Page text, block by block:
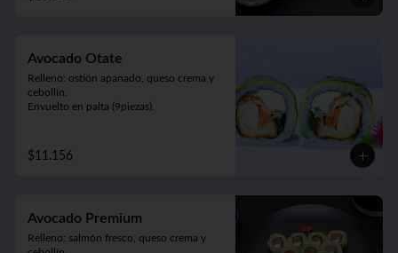
Avocado Otate
Relleno: ostión apanado, queso crema y
cebollín.
Envuelto en palta (9piezas).
$11.156
Avocado Premium
Relleno: salmón fresco, queso crema y